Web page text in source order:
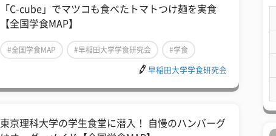
「C-cube」でマツコも食べたトマトつけ麺を実食
【全国学食MAP】
#全国学食MAP #早稲田大学学食研究会 #学食
早稲田大学学食研究会
東京理科大学の学生食堂に潜入！ 自慢のハンバーグ